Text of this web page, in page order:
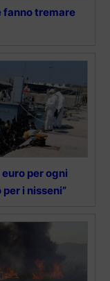
fanno tremare
per ogni
i nisseni”